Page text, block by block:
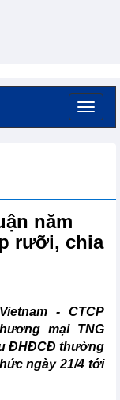
năm
rưỡi, chia
- CTCP
mại TNG
ĐHĐCĐ thường
ngày 21/4 tới